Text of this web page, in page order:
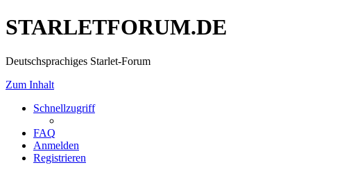
STARLETFORUM.DE
Deutschsprachiges Starlet-Forum
Zum Inhalt
Schnellzugriff
FAQ
Anmelden
Registrieren